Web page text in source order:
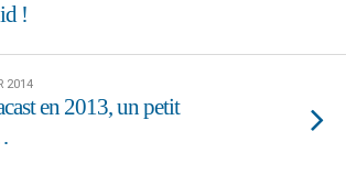
!
2014
en 2013, un petit